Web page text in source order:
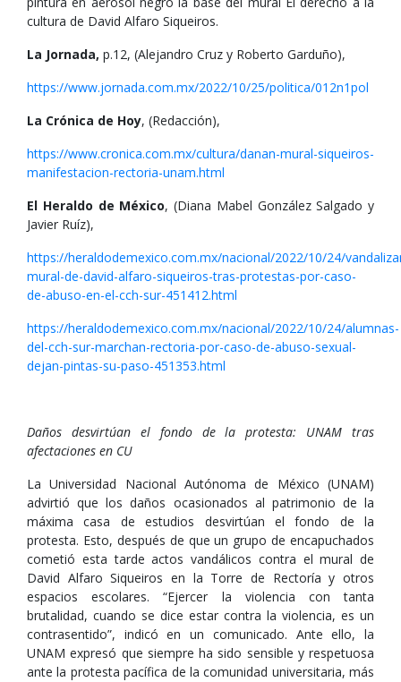
cultura de David Alfaro Siqueiros.
La Jornada, p.12, (Alejandro Cruz y Roberto Garduño),
https://www.jornada.com.mx/2022/10/25/politica/012n1pol
La Crónica de Hoy, (Redacción),
https://www.cronica.com.mx/cultura/danan-mural-siqueiros-
manifestacion-rectoria-unam.html
El Heraldo de México, (Diana Mabel González Salgado y
Javier Ruíz),
https://heraldodemexico.com.mx/nacional/2022/10/24/
mural-de-david-alfaro-siqueiros-tras-protestas-por-caso-
de-abuso-en-el-cch-sur-451412.html
https://heraldodemexico.com.mx/nacional/2022/10/24/alumnas-
del-cch-sur-marchan-rectoria-por-caso-de-abuso-sexual-
dejan-pintas-su-paso-451353.html
Daños desvirtúan el fondo de la protesta: UNAM tras
afectaciones en CU
La Universidad Nacional Autónoma de México (UNAM)
advirtió que los daños ocasionados al patrimonio de la
máxima casa de estudios desvirtúan el fondo de la
protesta. Esto, después de que un grupo de encapuchados
cometió esta tarde actos vandálicos contra el mural de
David Alfaro Siqueiros en la Torre de Rectoría y otros
espacios escolares. “Ejercer la violencia con tanta
brutalidad, cuando se dice estar contra la violencia, es un
contrasentido”, indicó en un comunicado. Ante ello, la
UNAM expresó que siempre ha sido sensible y respetuosa
ante la protesta pacífica de la comunidad universitaria, más